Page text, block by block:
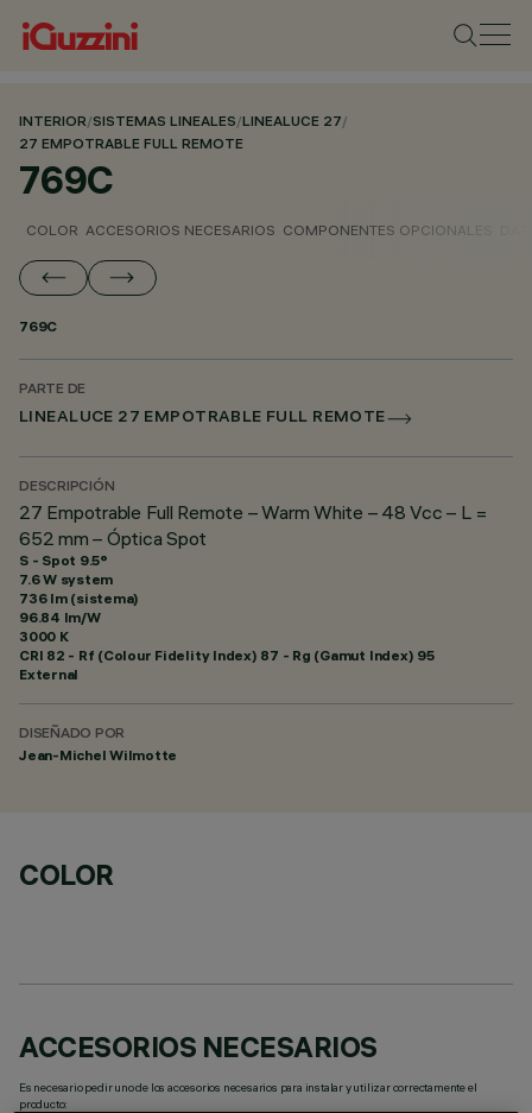
INTERIOR/SISTEMAS LINEALES/LINEALUCE 27/
27 EMPOTRABLE FULL REMOTE
769C
COLOR ACCESORIOS NECESARIOS COMPONENTES OPCIONALES
769C
PARTE DE
LINEALUCE 27 EMPOTRABLE FULL REMOTE
DESCRIPCIÓN
27 Empotrable Full Remote – Warm White – 48 Vcc – L =
652 mm – Óptica Spot
S - Spot 9.5°
7.6 W system
736 lm (sistema)
96.84 lm/W
3000 K
CRI 82 - Rf (Colour Fidelity Index) 87 - Rg (Gamut Index) 95
External
DISEÑADO POR
Jean-Michel Wilmotte
COLOR
ACCESORIOS NECESARIOS
Es necesario pedir uno de los accesorios necesarios para instalar y utilizar correctamente el
producto: